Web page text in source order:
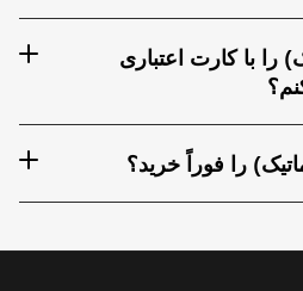
را با کارت اعتباری
را فوراً خرید؟